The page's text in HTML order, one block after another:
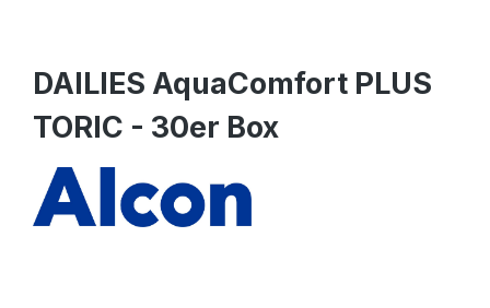
DAILIES AquaComfort PLUS
TORIC - 30er Box